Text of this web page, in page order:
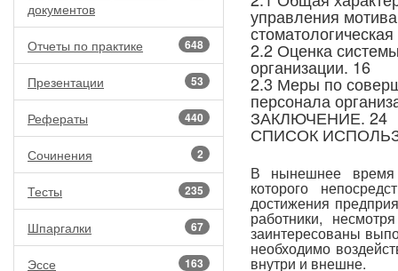
документов
648
Отчеты по практике
53
Презентации
440
Рефераты
2
Сочинения
235
Тесты
67
Шпаргалки
163
Эссе
управления
2.2 Оценка
организации. 16
2.3 Меры по
персонала
ЗАКЛЮЧЕНИЕ. 24
СПИСОК
В нынешнее время
которого
достижения
работники,
заинтересованы
необходимо
внутри и внешне.